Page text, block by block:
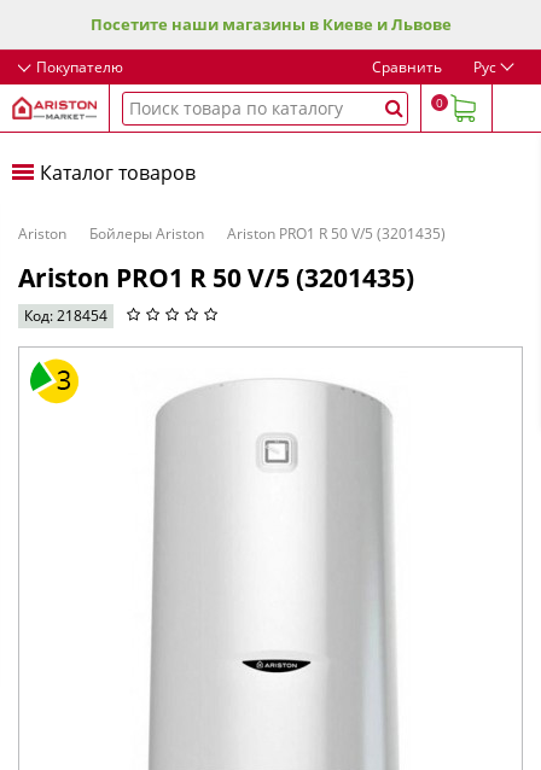
Посетите наши магазины в Киеве и Львове
Покупателю Сравнить Рус
0
Каталог товаров
Ariston Бойлеры Ariston Ariston PRO1 R 50 V/5 (3201435)
Ariston PRO1 R 50 V/5 (3201435)
Код: 218454